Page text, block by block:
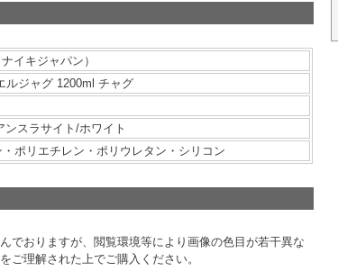
イキジャパン）
ルジャグ 1200ml チャグ
ンスラサイト/ホワイト
ポリエチレン・ポリウレタン・シリコン
でおりますが、閲覧環境等により画像の色目が若干異な
ご理解された上でご購入ください。